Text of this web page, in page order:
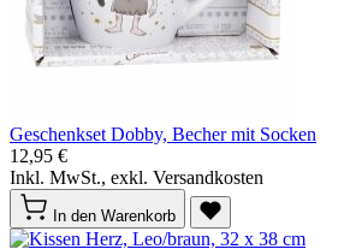
Geschenkset Dobby, Becher mit Socken
12,95 €
Inkl. MwSt., exkl. Versandkosten
In den Warenkorb